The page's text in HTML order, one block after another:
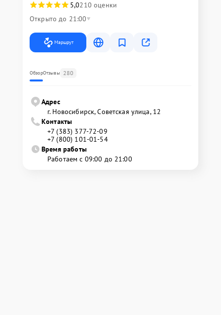
5,0210 оценки
Открыто до 21:00
Маршрут
ОбзорОтзывы 280
Адрес
г. Новосибирск, Советская улица, 12
Контакты
+7 (383) 377-72-09
+7 (800) 101-01-54
Время работы
Работаем с 09:00 до 21:00